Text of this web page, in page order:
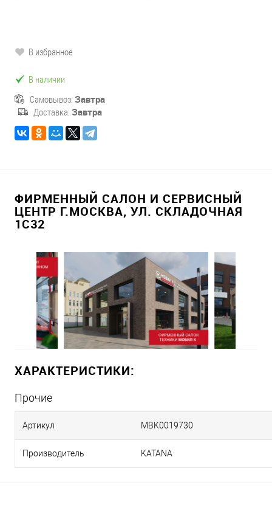
В избранное
В наличии
Самовывоз: Завтра
Доставка: Завтра
ФИРМЕННЫЙ САЛОН И СЕРВИСНЫЙ
ЦЕНТР Г.МОСКВА, УЛ. СКЛАДОЧНАЯ
1С32
ХАРАКТЕРИСТИКИ:
Прочие
Артикул MBK0019730
Производитель KATANA